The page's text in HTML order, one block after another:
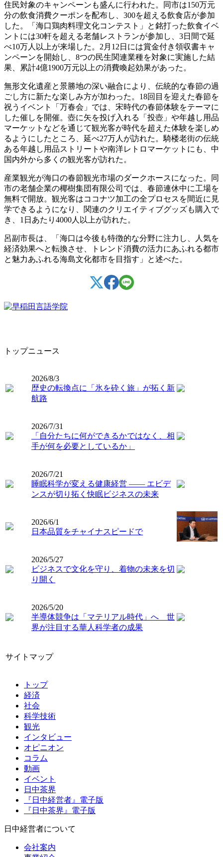
住民対象のキャンペーンも盛んに行われた。同市は150万元
分の飲食消費クーポンを配布し、300を超える飲食店が参加
した。「海口鶏肉料理文化コンテスト」と銘打った飲食イベ
ントには30軒を超える老舗レストランが参加し、3日間で延
べ10万人以上が来場した。2月12日には賞金付き領収書キャ
ンペーンを開始し、8つの民生関連業種を対象に実施した結
果、累計4億1900万元以上の消費喚起効果があった。
無形文化遺産と景勝地の深い融合により、伝統的な春節の過
ごし方に新たな楽しみ方が加わった。18回目を迎えた春節を
祝うイベント「万春会」では、宋時代の春節体験をテーマに
した催しを開催。壺に矢を投げ入れる「投壺」や年越し用品
マーケットなどを通じて観光客が時代を超えた体験を楽しめ
るようにしたところ、延べ27万人が訪れた。騎楼老街の伝統
ある年越し用品ストリートや南洋レトロマーケットにも、中
国内外から多くの観光客が訪れた。
産業観光が海口の春節観光市場のダークホースになった。同
市の老舗企業の椰樹集団有限公司では、春節連休中に工場を
無料で開放。観光客はココナツ加工の全プロセスを間近に見
学できるようになり、関連のクリエイティブグッズも購入で
き、1日あたり4000人以上が訪れた。
呂副市長は、「海口は今後も特徴的な分野に注力し、人気を
経済効果へと転換させ、トレンド消費の活力にあふれる都市
と魅力あふれる海島文化都市を目指す」と述べた。
トップニュース
2026/8/3
歴史の転換点に「氷を砕く旅」が拓く新
航路
2026/7/31
「自分たちに何ができるかではなく、相
手が何を必要としているか」
2026/7/21
睡眠科学が変える健康経営 ―― エビデ
ンスが切り拓く快眠ビジネスの未来
2026/6/1
日本品質をチャイナスピードで
2026/5/27
ビジネスで文化を守り、着物の未来を切
り開く
2026/5/20
半導体競争は「マテリアル時代」へ 世
界が注目する華人科学者の成果
サイトマップ
トップ
経済
社会
科学技術
観光
インタビュー
オピニオン
コラム
動画
イベント
日中茶界
『日中経営者』電子版
『日中茶界』電子版
日中経営者について
会社案内